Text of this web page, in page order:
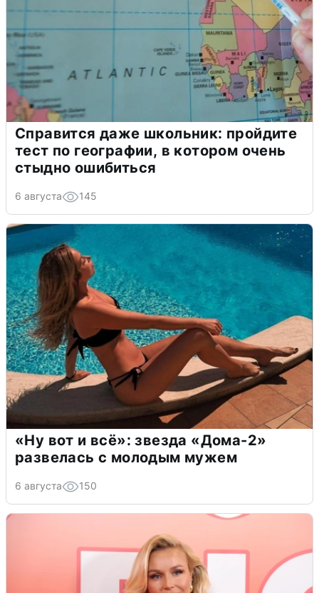
Справится даже школьник: пройдите
тест по географии, в котором очень
стыдно ошибиться
6 августа 145
«Ну вот и всё»: звезда «Дома-2»
развелась с молодым мужем
6 августа 150